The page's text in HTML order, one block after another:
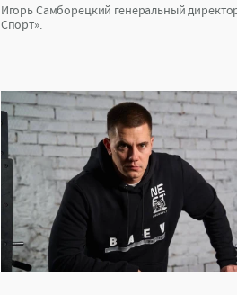
Игорь Самборецкий генеральный
Спорт».